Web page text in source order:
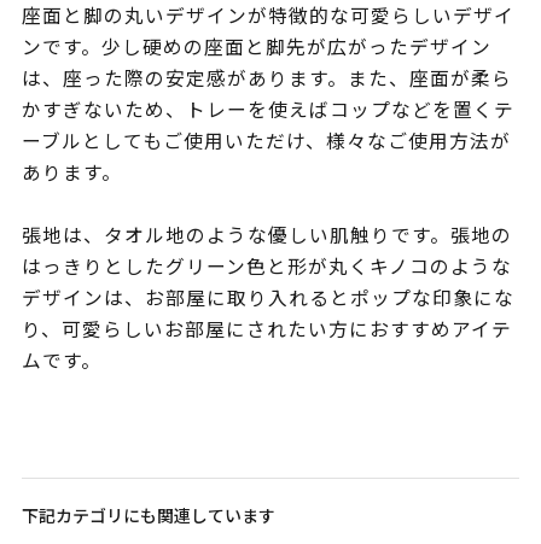
座面と脚の丸いデザインが特徴的な可愛らしいデザイ
ンです。少し硬めの座面と脚先が広がったデザイン
は、座った際の安定感があります。また、座面が柔ら
かすぎないため、トレーを使えばコップなどを置くテ
ーブルとしてもご使用いただけ、様々なご使用方法が
あります。
張地は、タオル地のような優しい肌触りです。張地の
はっきりとしたグリーン色と形が丸くキノコのような
デザインは、お部屋に取り入れるとポップな印象にな
り、可愛らしいお部屋にされたい方におすすめアイテ
ムです。
下記カテゴリにも関連しています